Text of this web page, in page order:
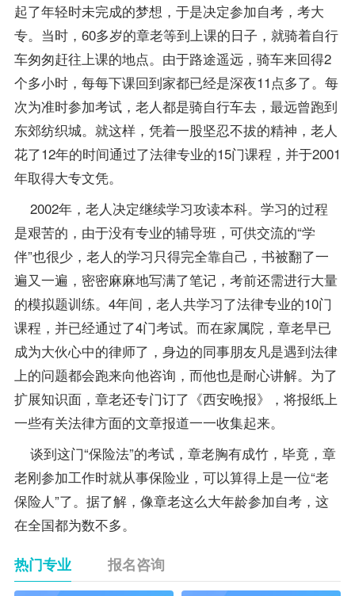
起了年轻时未完成的梦想，于是决定参加自考，考大
专。当时，60多岁的章老等到上课的日子，就骑着自行
车匆匆赶往上课的地点。由于路途遥远，骑车来回得2
个多小时，每每下课回到家都已经是深夜11点多了。每
次为准时参加考试，老人都是骑自行车去，最远曾跑到
东郊纺织城。就这样，凭着一股坚忍不拔的精神，老人
花了12年的时间通过了法律专业的15门课程 ，并于2001
年取得大专文凭。
2002年，老人决定继续学习攻读本科。学习的过程
是艰苦的，由于没有专业的辅导班，可供交流的“学
伴”也很少，老人的学习只得完全靠自己，书被翻了一
遍又一遍，密密麻麻地写满了笔记，考前还需进行大量
的模拟题训练。4年间，老人共学习了法律专业的10门
课程，并已经通过了4门考试。而在家属院，章老早已
成为大伙心中的律师了，身边的同事朋友凡是遇到法律
上的问题都会跑来向他咨询，而他也是耐心讲解。为了
扩展知识面，章老还专门订了《西安晚报》，将报纸上
一些有关法律方面的文章报道一一收集起来。
谈到这门“保险法”的考试，章老胸有成竹，毕竟，章
老刚参加工作时就从事保险业，可以算得上是一位“老
保险人”了。据了解，像章老这么大年龄参加自考，这
在全国都为数不多。
热门专业 报名咨询